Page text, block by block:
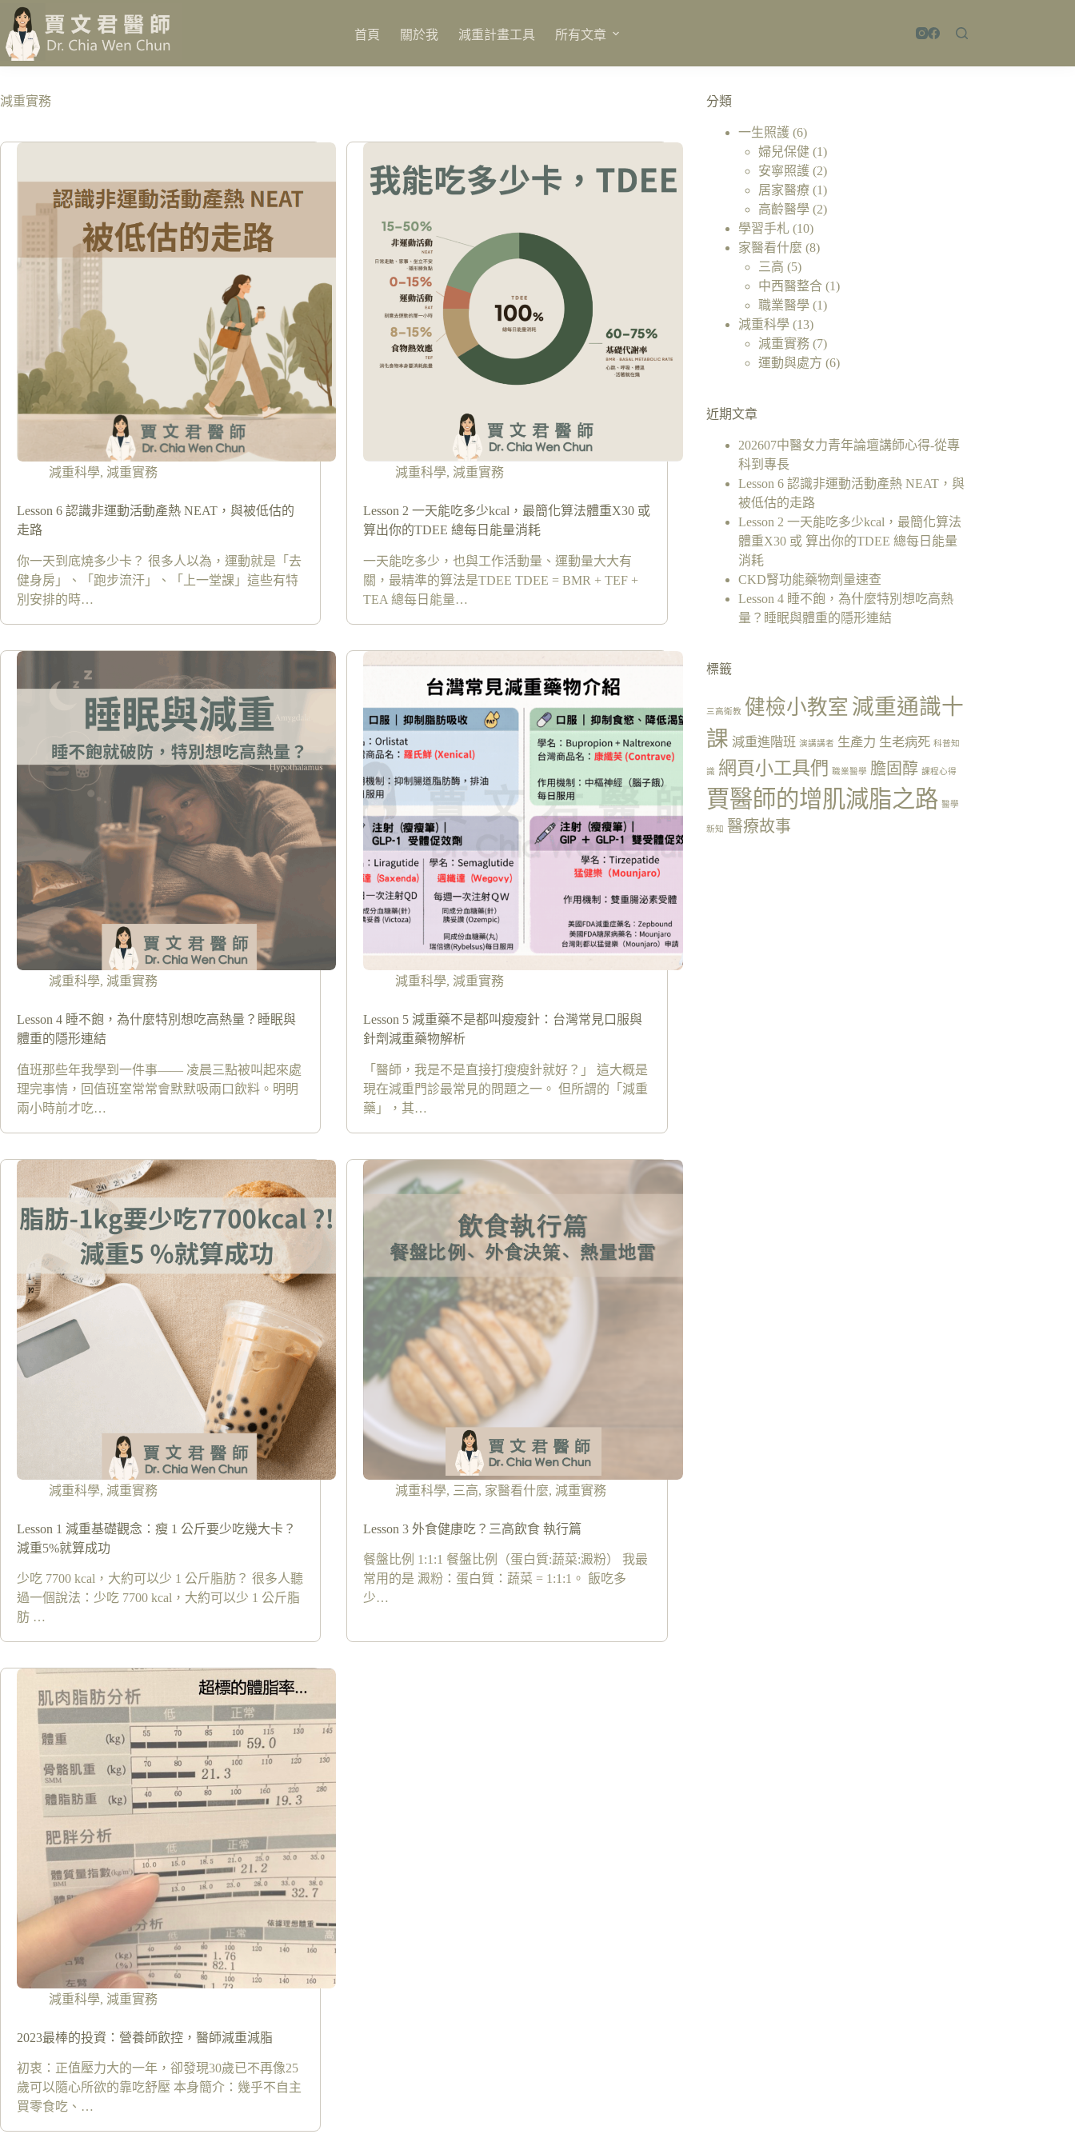
至
主
要
容
首頁 關於我 減重計畫工具 所有文章
減重實務
減重科學, 減重實務
Lesson 6 認識非運動活動產熱 NEAT，與被低估的
走路
你一天到底燒多少卡？ 很多人以為，運動就是「去
健身房」、「跑步流汗」、「上一堂課」這些有特
別安排的時…
減重科學, 減重實務
Lesson 2 一天能吃多少kcal，最簡化算法體重X30 或
算出你的TDEE 總每日能量消耗
一天能吃多少，也與工作活動量、運動量大大有
關，最精準的算法是TDEE TDEE = BMR + TEF +
TEA 總每日能量…
減重科學, 減重實務
Lesson 4 睡不飽，為什麼特別想吃高熱量？睡眠與
體重的隱形連結
值班那些年我學到一件事—— 凌晨三點被叫起來處
理完事情，回值班室常常會默默吸兩口飲料。明明
兩小時前才吃…
減重科學, 減重實務
Lesson 5 減重藥不是都叫瘦瘦針：台灣常見口服與
針劑減重藥物解析
「醫師，我是不是直接打瘦瘦針就好？」 這大概是
現在減重門診最常見的問題之一。 但所謂的「減重
藥」，其…
減重科學, 減重實務
Lesson 1 減重基礎觀念：瘦 1 公斤要少吃幾大卡？
減重5%就算成功
少吃 7700 kcal，大約可以少 1 公斤脂肪？ 很多人聽
過一個說法：少吃 7700 kcal，大約可以少 1 公斤脂
肪 …
減重科學, 三高, 家醫看什麼, 減重實務
Lesson 3 外食健康吃？三高飲食 執行篇
餐盤比例 1:1:1 餐盤比例（蛋白質:蔬菜:澱粉） 我最
常用的是 澱粉：蛋白質：蔬菜 = 1:1:1。 飯吃多
少…
減重科學, 減重實務
2023最棒的投資：營養師飲控，醫師減重減脂
初衷：正值壓力大的一年，卻發現30歲已不再像25
歲可以隨心所欲的靠吃舒壓 本身簡介：幾乎不自主
買零食吃、…
分類
一生照護 (6)
婦兒保健 (1)
安寧照護 (2)
居家醫療 (1)
高齡醫學 (2)
學習手札 (10)
家醫看什麼 (8)
三高 (5)
中西醫整合 (1)
職業醫學 (1)
減重科學 (13)
減重實務 (7)
運動與處方 (6)
近期文章
202607中醫女力青年論壇講師心得-從專
科到專長
Lesson 6 認識非運動活動產熱 NEAT，與
被低估的走路
Lesson 2 一天能吃多少kcal，最簡化算法
體重X30 或 算出你的TDEE 總每日能量
消耗
CKD腎功能藥物劑量速查
Lesson 4 睡不飽，為什麼特別想吃高熱
量？睡眠與體重的隱形連結
標籤
三高衛教 健檢小教室 減重通識十
課 減重進階班 演講講者 生產力 生老病死 科普知
識 網頁小工具們 職業醫學 膽固醇 課程心得
賈醫師的增肌減脂之路 醫學
新知 醫療故事